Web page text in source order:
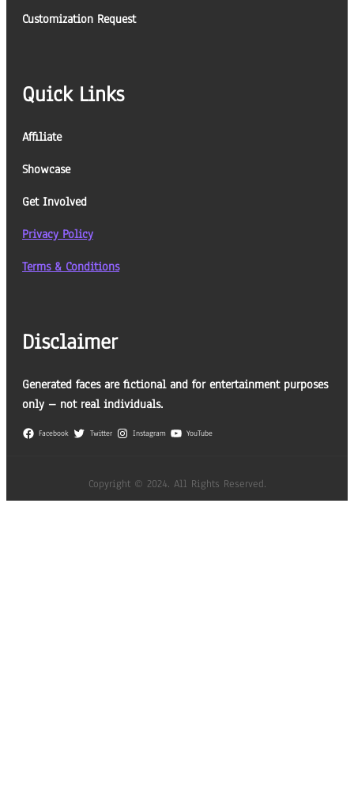
Customization Request
Quick Links
Affiliate
Showcase
Get Involved
Privacy Policy
Terms & Conditions
Disclaimer
Generated faces are fictional and for entertainment purposes
only – not real individuals.
Facebook Twitter Instagram YouTube
Copyright © 2024. All Rights Reserved.